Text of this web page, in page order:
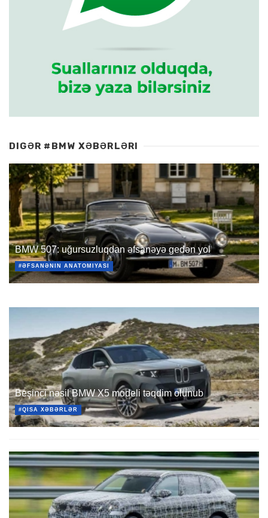
DIGƏR #BMW XƏBƏRLƏRI
BMW 507: uğursuzluqdan əfsanəyə gedən yol
#ƏFSANƏNIN ANATOMIYASI
Beşinci nəsil BMW X5 modeli təqdim olunub
#QISA XƏBƏRLƏR